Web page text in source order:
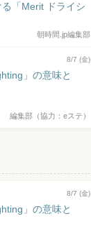
「Merit ドライシ
朝時間.jp編集部
8/7 (金)
」の意味と
編集部（協力：eステ）
8/7 (金)
」の意味と